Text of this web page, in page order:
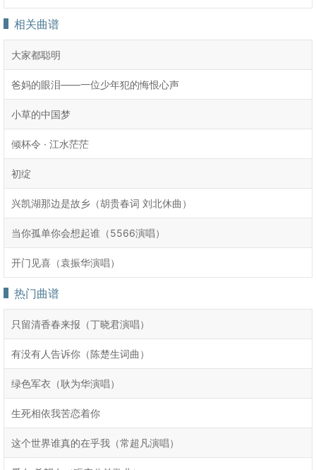
相关曲谱
大家都聪明
爸妈的眼泪——一位少年犯的悔恨心声
小草的中国梦
倾杯令 · 江水茫茫
初绽
兴凯湖那边是故乡（胡贵春词 刘北休曲）
当你孤单你会想起谁（5566演唱）
开门见喜（袁振华演唱）
热门曲谱
只留清香春来报（丁晓君演唱）
有没有人告诉你（陈楚生词曲）
绿色军衣（耿为华演唱）
生死相依我苦恋着你
这个世界谁真的在乎我（常超凡演唱）